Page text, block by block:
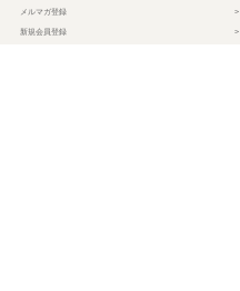
メルマガ登録
新規会員登録